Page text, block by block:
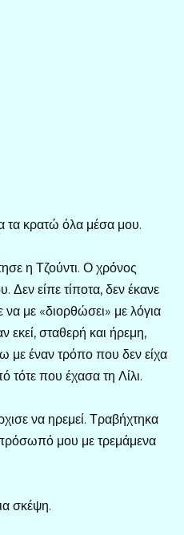
κρατώ όλα μέσα μου.
η Τζούντι. Ο χρόνος
Δεν είπε τίποτα, δεν έκανε
με «διορθώσει» με λόγια
σταθερή και ήρεμη,
με έναν τρόπο που δεν είχα
τότε που έχασα τη Λίλι.
να ηρεμεί. Τραβήχτηκα
μου με τρεμάμενα
σκέψη.